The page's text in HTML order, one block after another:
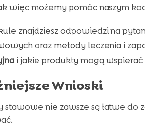
więc możemy pomóc naszym
znajdziesz odpowiedzi na
oraz metody leczenia i
i jakie produkty mogą
Wnioski
stawowe nie zawsze są łatwe do